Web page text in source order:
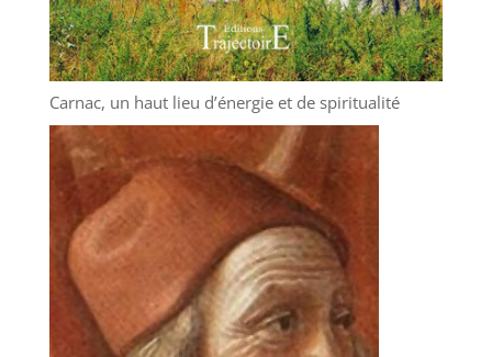
Carnac, un haut lieu d’énergie et de spiritualité